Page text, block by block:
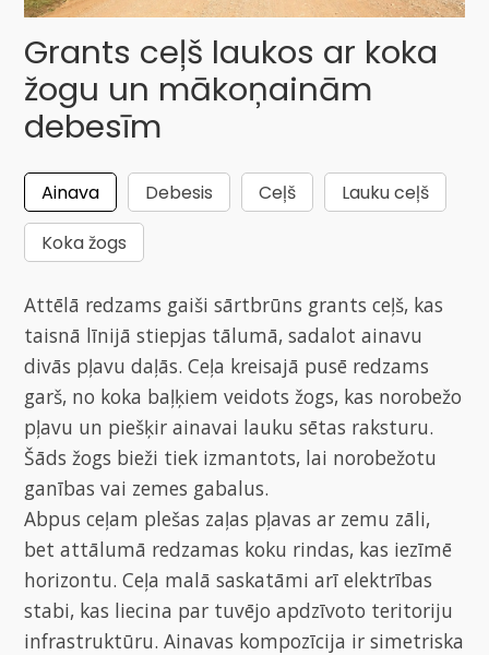
Grants ceļš laukos ar koka
žogu un mākoņainām
debesīm
Ainava Debesis Ceļš
Lauku ceļš
Koka žogs
Attēlā redzams gaiši sārtbrūns grants ceļš, kas
taisnā līnijā stiepjas tālumā, sadalot ainavu
divās pļavu daļās. Ceļa kreisajā pusē redzams
garš, no koka baļķiem veidots žogs, kas norobežo
pļavu un piešķir ainavai lauku sētas raksturu.
Šāds žogs bieži tiek izmantots, lai norobežotu
ganības vai zemes gabalus.
Abpus ceļam plešas zaļas pļavas ar zemu zāli,
bet attālumā redzamas koku rindas, kas iezīmē
horizontu. Ceļa malā saskatāmi arī elektrības
stabi, kas liecina par tuvējo apdzīvoto teritoriju
infrastruktūru. Ainavas kompozīcija ir simetriska